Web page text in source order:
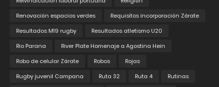
Renovación espacios verdes
Requisitos incorporación Zárate
Resultados M19 rugby
Resultados atletismo U20
Rio Parana
River Plate Homenaje a Agostina Hein
Robo de celular Zárate
Robos
Rojas
Rugby juvenil Campana
Ruta 32 Ruta 4
Rutinas